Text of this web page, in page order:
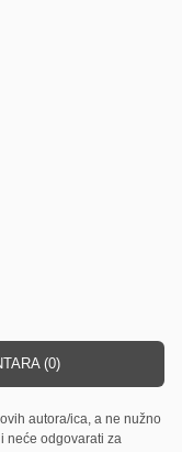
(0)
autora/ica, a ne nužno
neće odgovarati za